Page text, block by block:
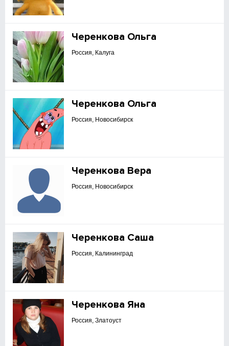
Черенкова Ольга
Россия, Калуга
Черенкова Ольга
Россия, Новосибирск
Черенкова Вера
Россия, Новосибирск
Черенкова Саша
Россия, Калининград
Черенкова Яна
Россия, Златоуст